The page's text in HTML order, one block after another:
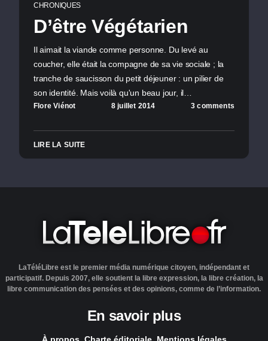
CHRONIQUES
D’être Végétarien
Il aimait la viande comme personne. Du levé au
coucher, elle était la compagne de sa vie sociale ; la
tranche de saucisson du petit déjeuner : un pilier de
son identité. Mais voilà qu'un beau jour, il…
Flore Viénot 8 juillet 2014 3 comments
LIRE LA SUITE
LaTéléLibre est le premier média numérique citoyen, indépendant et
participatif. Depuis 2007, elle soutient la libre expression, la libre création, la
libre communication des pensées et des opinions, comme de l’information.
En savoir plus